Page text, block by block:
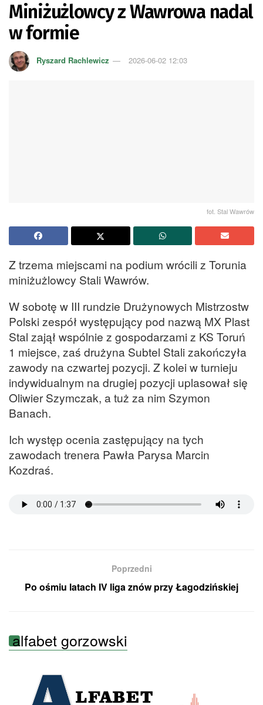
Miniżużlowcy z Wawrowa nadal
w formie
Ryszard Rachlewicz 2026-06-02 12:03
fot. Stal Wawrów
Z trzema miejscami na podium wrócili z Torunia
miniżużlowcy Stali Wawrów.
W sobotę w III rundzie Drużynowych Mistrzostw
Polski zespół występujący pod nazwą MX Plast
Stal zajął wspólnie z gospodarzami z KS Toruń
1 miejsce, zaś drużyna Subtel Stali zakończyła
zawody na czwartej pozycji. Z kolei w turnieju
indywidualnym na drugiej pozycji uplasował się
Oliwier Szymczak, a tuż za nim Szymon
Banach.
Ich występ ocenia zastępujący na tych
zawodach trenera Pawła Parysa Marcin
Kozdraś.
Poprzedni
Po ośmiu latach IV liga znów przy Łagodzińskiej
alfabet gorzowski